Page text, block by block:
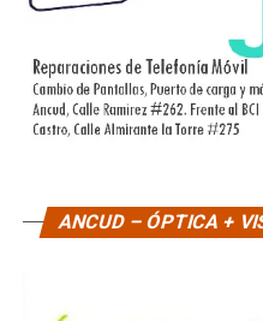
ANCUD – ÓPTICA +